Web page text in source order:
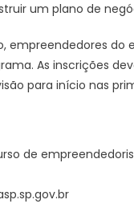
um plano de
empreendedores do
As inscrições
para início nas
de